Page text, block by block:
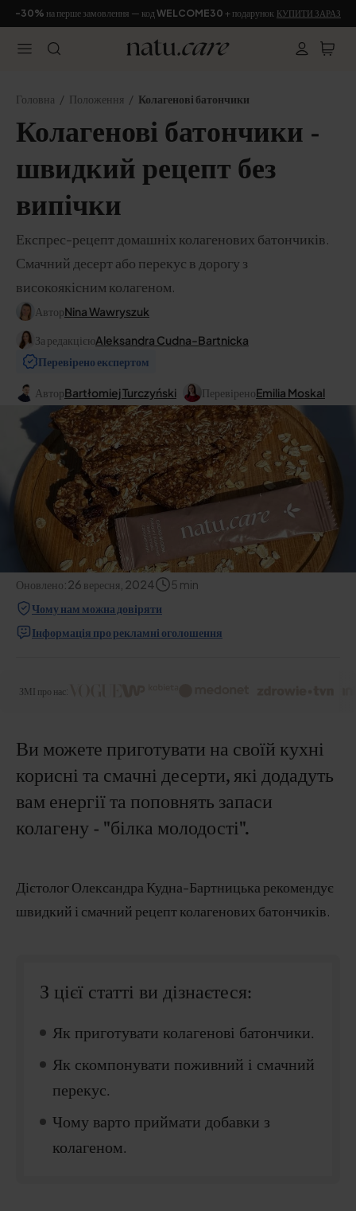
-30% на перше замовлення — код WELCOME30 + подарунок КУПИТИ ЗАРАЗ
Головна Положення Колагенові батончики
Колагенові батончики -
швидкий рецепт без
випічки
Експрес-рецепт домашніх колагенових батончиків.
Смачний десерт або перекус в дорогу з
високоякісним колагеном.
АвторNina Wawryszuk
За редакцієюAleksandra Cudna-Bartnicka
Перевірено експертом
АвторBartłomiej Turczyński ПеревіреноEmilia Moskal
Оновлено:26 вересня, 2024 5 min
Чому нам можна довіряти
Інформація про рекламні оголошення
ЗМІ про нас:
Ви можете приготувати на своїй кухні
корисні та смачні десерти, які додадуть
вам енергії та поповнять запаси
колагену - "білка молодості".
Дієтолог Олександра Кудна-Бартницька рекомендує
швидкий і смачний рецепт колагенових батончиків.
З цієї статті ви дізнаєтеся:
Як приготувати колагенові батончики.
Як скомпонувати поживний і смачний
перекус.
Чому варто приймати добавки з
колагеном.